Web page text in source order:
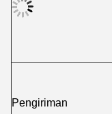
Pengiriman